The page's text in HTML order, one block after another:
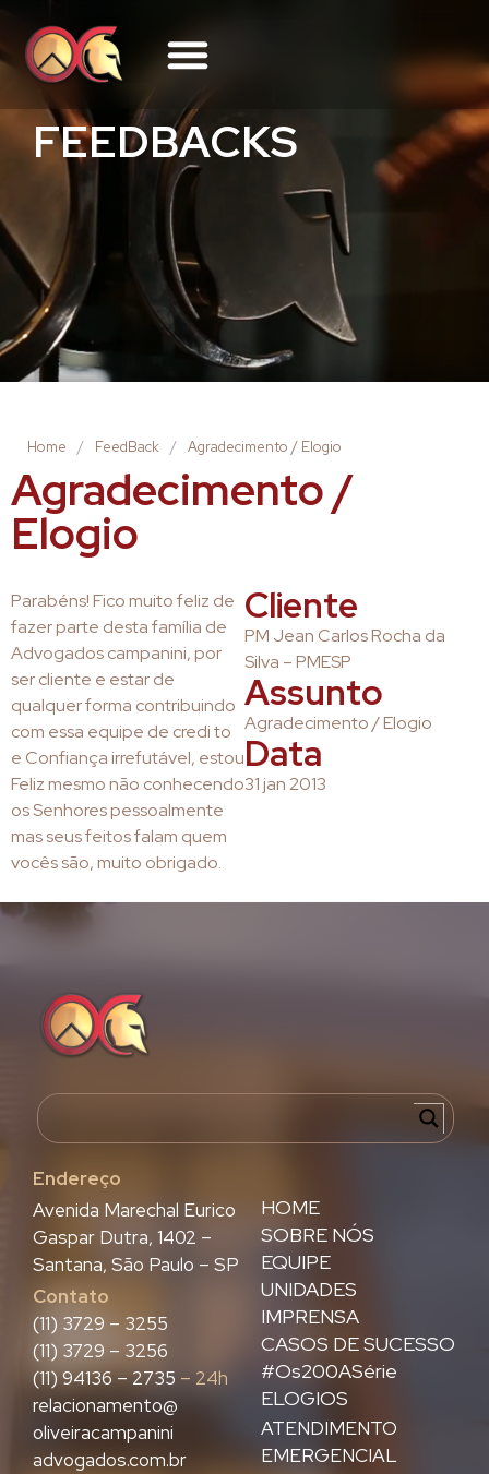
FEEDBACKS
Home / FeedBack / Agradecimento / Elogio
Agradecimento /
Elogio
Parabéns! Fico muito feliz de
fazer parte desta família de
Advogados campanini, por
ser cliente e estar de
qualquer forma contribuindo
com essa equipe de credi to
e Confiança irrefutável, estou
Feliz mesmo não conhecendo
os Senhores pessoalmente
mas seus feitos falam quem
vocês são, muito obrigado.
Cliente
PM Jean Carlos Rocha da
Silva – PMESP
Assunto
Agradecimento / Elogio
Data
31 jan 2013
Endereço
HOME
SOBRE NÓS
EQUIPE
UNIDADES
IMPRENSA
CASOS DE SUCESSO
#Os200ASérie
ELOGIOS
ATENDIMENTO
EMERGENCIAL
Avenida Marechal Eurico
Gaspar Dutra, 1402 –
Santana, São Paulo – SP
Contato
(11) 3729 – 3255
(11) 3729 – 3256
(11) 94136 – 2735 – 24h
relacionamento@
oliveiracampanini
advogados.com.br